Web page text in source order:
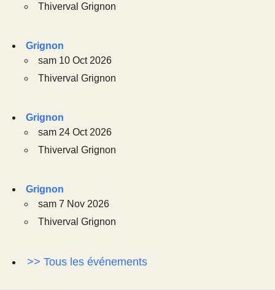
Thiverval Grignon
Grignon
sam 10 Oct 2026
Thiverval Grignon
Grignon
sam 24 Oct 2026
Thiverval Grignon
Grignon
sam 7 Nov 2026
Thiverval Grignon
>> Tous les événements